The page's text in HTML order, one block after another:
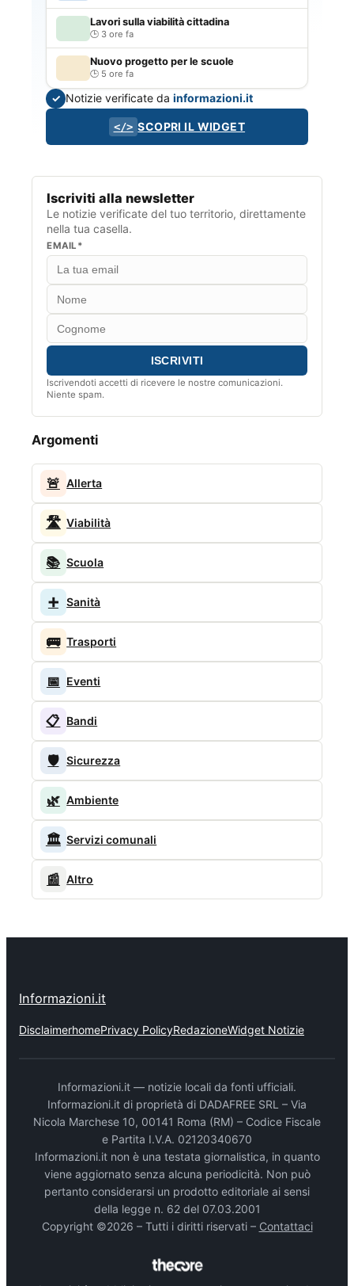
Lavori sulla viabilità cittadina
3 ore fa
Nuovo progetto per le scuole
5 ore fa
✓ Notizie verificate dainformazioni.it
</> SCOPRI IL WIDGET
Iscriviti alla newsletter
Le notizie verificate del tuo territorio, direttamente
nella tua casella.
EMAIL*
Iscrivendoti accetti di ricevere le nostre comunicazioni.
Niente spam.
Argomenti
🚨 Allerta
🛣️ Viabilità
📚 Scuola
➕ Sanità
🚌 Trasporti
📅 Eventi
📋 Bandi
🛡️ Sicurezza
🌿 Ambiente
🏛️ Servizi comunali
📰 Altro
Informazioni.it
DisclaimerhomePrivacy PolicyRedazioneWidget Notizie
Informazioni.it — notizie locali da fonti ufficiali.
Informazioni.it di proprietà di DADAFREE SRL – Via
Nicola Marchese 10, 00141 Roma (RM) – Codice Fiscale
e Partita I.V.A. 02120340670
Informazioni.it non è una testata giornalistica, in quanto
viene aggiornato senza alcuna periodicità. Non può
pertanto considerarsi un prodotto editoriale ai sensi
della legge n. 62 del 07.03.2001
Copyright ©2026 – Tutti i diritti riservati – Contattaci